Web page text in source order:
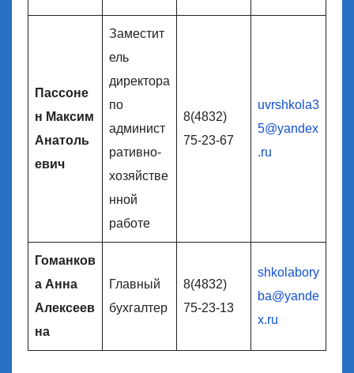
Пассоне
н Максим
Анатоль
евич
Заместит
ель
директора
по
админист
ративно-
хозяйстве
нной
работе
8(4832)
75-23-67
uvrshkola3
5@yandex
.ru
Гоманков
а Анна
Алексеев
на
Главный
бухгалтер
8(4832)
75-23-13
shkolabory
ba@yande
x.ru